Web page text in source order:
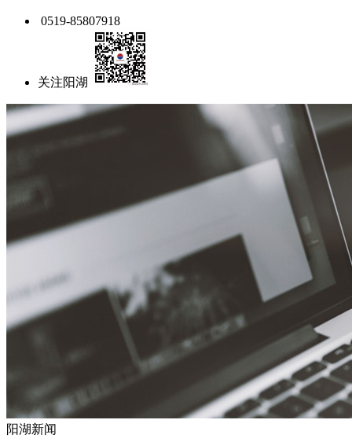
0519-85807918
关注阳湖
阳湖新闻